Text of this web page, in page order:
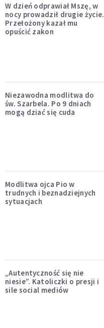
W dzień odprawiał Mszę, w
nocy prowadził drugie życie.
Przełożony kazał mu
opuścić zakon
Niezawodna modlitwa do
św. Szarbela. Po 9 dniach
mogą dziać się cuda
Modlitwa ojca Pio w
trudnych i beznadziejnych
sytuacjach
„Autentyczność się nie
niesie”. Katoliczki o presji i
sile social mediów